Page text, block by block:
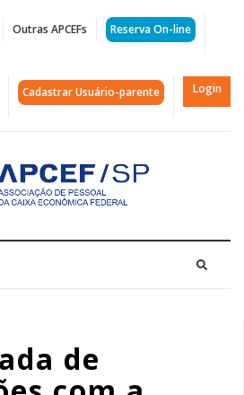
Outras APCEFs Reserva On-line
Cadastrar Usuário-parente Login
de